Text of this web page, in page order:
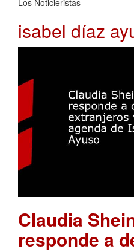
isabel díaz
Claudia
responde a